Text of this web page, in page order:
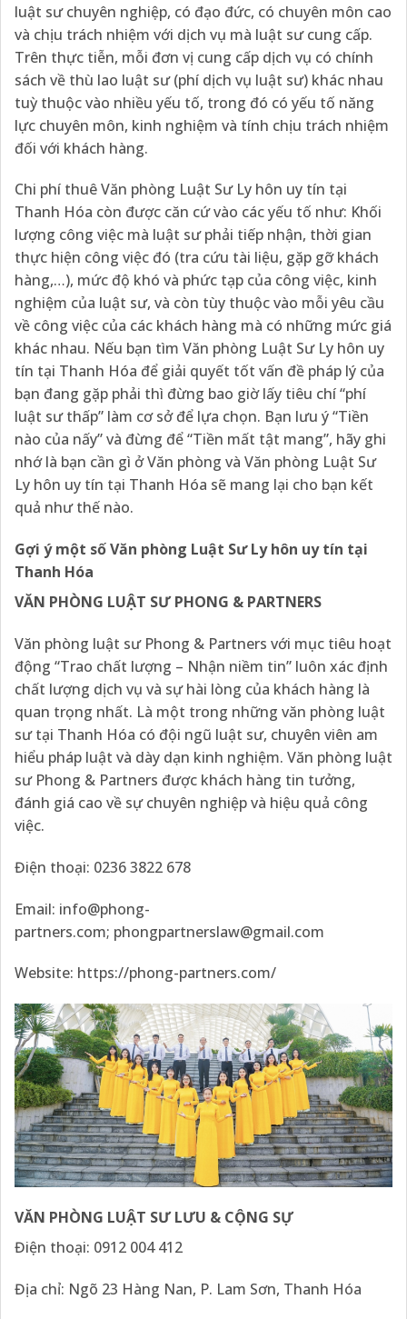
luật sư chuyên nghiệp, có đạo đức, có chuyên môn cao
và chịu trách nhiệm với dịch vụ mà luật sư cung cấp.
Trên thực tiễn, mỗi đơn vị cung cấp dịch vụ có chính
sách về thù lao luật sư (phí dịch vụ luật sư) khác nhau
tuỳ thuộc vào nhiều yếu tố, trong đó có yếu tố năng
lực chuyên môn, kinh nghiệm và tính chịu trách nhiệm
đối với khách hàng.
Chi phí thuê Văn phòng Luật Sư Ly hôn uy tín tại
Thanh Hóa còn được căn cứ vào các yếu tố như: Khối
lượng công việc mà luật sư phải tiếp nhận, thời gian
thực hiện công việc đó (tra cứu tài liệu, gặp gỡ khách
hàng,…), mức độ khó và phức tạp của công việc, kinh
nghiệm của luật sư, và còn tùy thuộc vào mỗi yêu cầu
về công việc của các khách hàng mà có những mức giá
khác nhau. Nếu bạn tìm Văn phòng Luật Sư Ly hôn uy
tín tại Thanh Hóa để giải quyết tốt vấn đề pháp lý của
bạn đang gặp phải thì đừng bao giờ lấy tiêu chí “phí
luật sư thấp” làm cơ sở để lựa chọn. Bạn lưu ý “Tiền
nào của nấy” và đừng để “Tiền mất tật mang”, hãy ghi
nhớ là bạn cần gì ở Văn phòng và Văn phòng Luật Sư
Ly hôn uy tín tại Thanh Hóa sẽ mang lại cho bạn kết
quả như thế nào.
Gợi ý một số Văn phòng Luật Sư Ly hôn uy tín tại
Thanh Hóa
VĂN PHÒNG LUẬT SƯ PHONG & PARTNERS
Văn phòng luật sư Phong & Partners với mục tiêu hoạt
động “Trao chất lượng – Nhận niềm tin” luôn xác định
chất lượng dịch vụ và sự hài lòng của khách hàng là
quan trọng nhất. Là một trong những văn phòng luật
sư tại Thanh Hóa có đội ngũ luật sư, chuyên viên am
hiểu pháp luật và dày dạn kinh nghiệm. Văn phòng luật
sư Phong & Partners được khách hàng tin tưởng,
đánh giá cao về sự chuyên nghiệp và hiệu quả công
việc.
Điện thoại: 0236 3822 678
Email: info@phong-
partners.com; phongpartnerslaw@gmail.com
Website: https://phong-partners.com/
VĂN PHÒNG LUẬT SƯ LƯU & CỘNG SỰ
Điện thoại: 0912 004 412
Địa chỉ: Ngõ 23 Hàng Nan, P. Lam Sơn, Thanh Hóa